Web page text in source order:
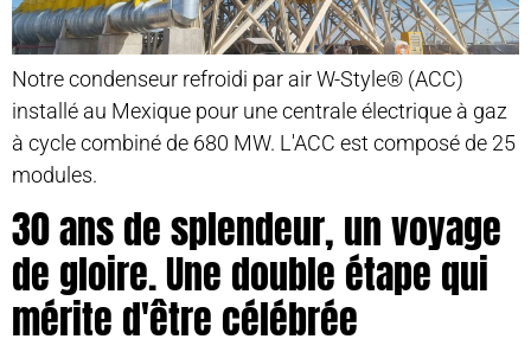
Notre condenseur refroidi par air W-Style® (ACC)
installé au Mexique pour une centrale électrique à gaz
à cycle combiné de 680 MW. L'ACC est composé de 25
modules.
30 ans de splendeur, un voyage
de gloire. Une double étape qui
mérite d'être célébrée